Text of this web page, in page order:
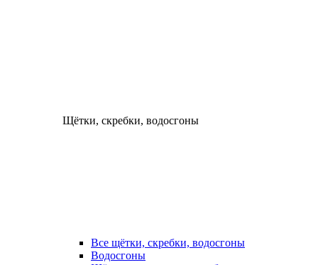
Щётки, скребки, водосгоны
Все щётки, скребки, водосгоны
Водосгоны